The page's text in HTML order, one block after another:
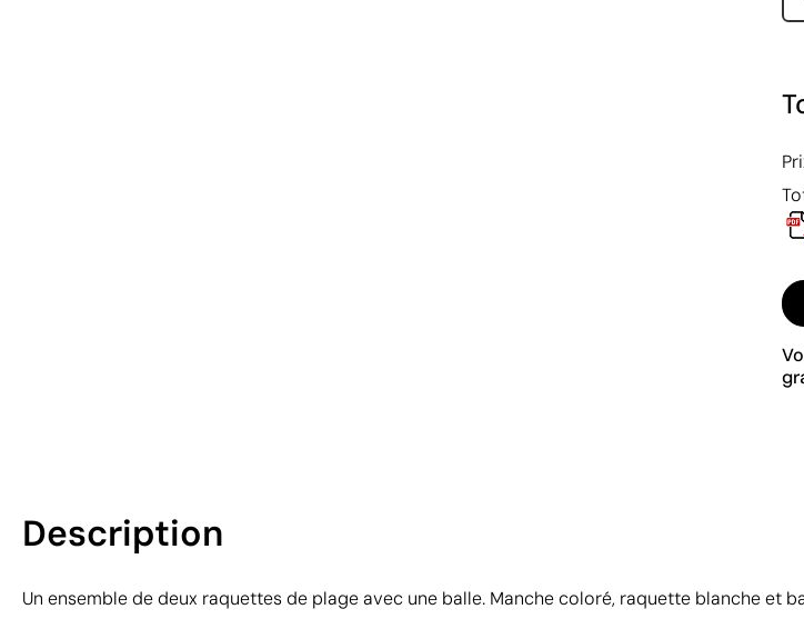
Description
Un ensemble de deux raquettes de plage avec une balle. Manche coloré, raquette blanche et